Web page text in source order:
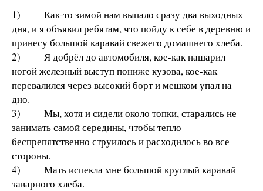
1) Как-то зимой нам выпало сразу два выходных
дня, и я объявил ребятам, что пойду к себе в деревню и
принесу большой каравай свежего домашнего хлеба.
2) Я добрёл до автомобиля, кое-как нашарил
ногой железный выступ пониже кузова, кое-как
перевалился через высокий борт и мешком упал на
дно.
3) Мы, хотя и сидели около топки, старались не
занимать самой середины, чтобы тепло
беспрепятственно струилось и расходилось во все
стороны.
4) Мать испекла мне большой круглый каравай
заварного хлеба.